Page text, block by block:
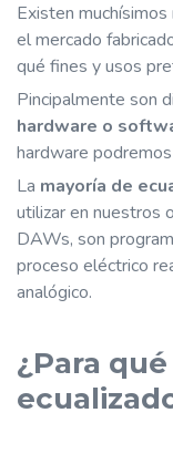
Existen
el mercado
qué fines y usos
Pincipalmente son
hardware o
hardware
La mayoría de
utilizar en nuestros
DAWs, son
proceso eléctrico
analógico.
¿Para